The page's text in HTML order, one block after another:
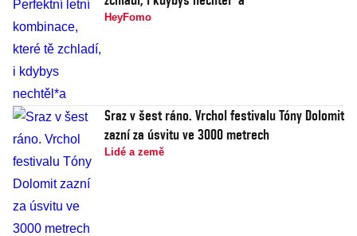
HeyFomo
Sraz v šest ráno. Vrchol festivalu Tóny Dolomit
zazní za úsvitu ve 3000 metrech
Lidé a země